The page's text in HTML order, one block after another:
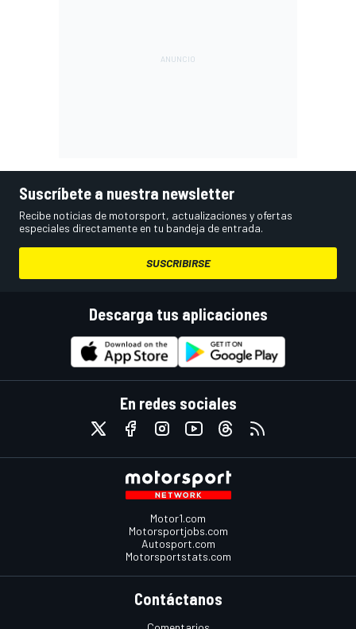
Suscríbete a nuestra newsletter
Recibe noticias de motorsport, actualizaciones y ofertas
especiales directamente en tu bandeja de entrada.
SUSCRIBIRSE
Descarga tus aplicaciones
En redes sociales
Motor1.com
Motorsportjobs.com
Autosport.com
Motorsportstats.com
Contáctanos